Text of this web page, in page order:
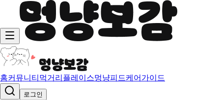
홈커뮤니티 먹거리 플레이스멍냥피드케어가이드
로그인